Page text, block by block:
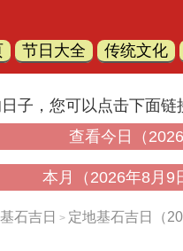
节日大全 传统文化
子，您可以点击下面链
查看今日（
本月（2026年8月9
石吉日 > 定地基石吉日（